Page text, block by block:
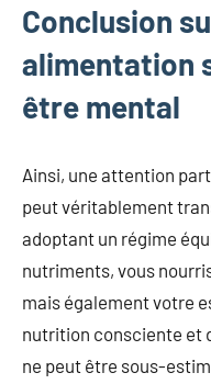
Conclusion
alimentation
être mental
Ainsi, une attention
peut véritablement
adoptant un régime
nutriments, vous
mais également votre
nutrition consciente et
ne peut être sous-